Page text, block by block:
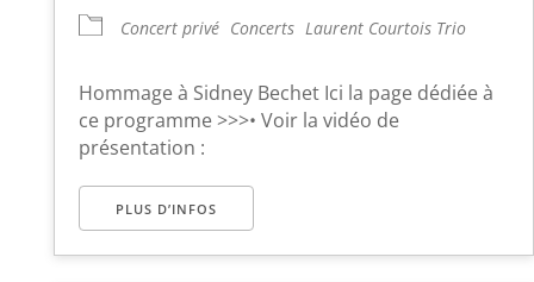
Concert privé Concerts Laurent Courtois Trio
Hommage à Sidney Bechet Ici la page dédiée à
ce programme >>>• Voir la vidéo de
présentation :
PLUS D’INFOS